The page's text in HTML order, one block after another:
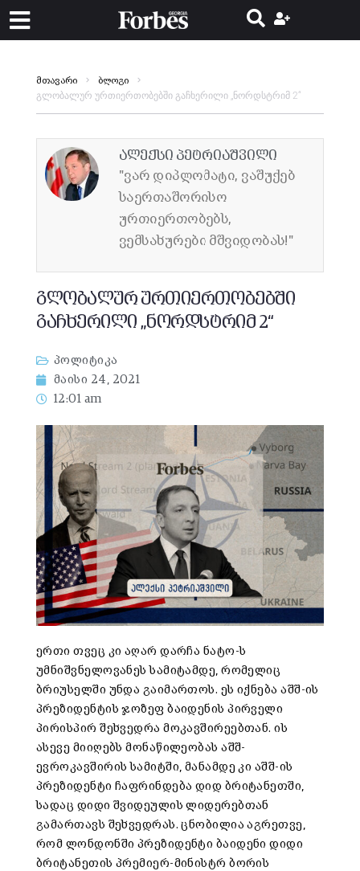
მთავარი ბლოგი
გლობალურ ურთიერთობებში გაჩხერილი „ნორდსტრიმ 2“
ალექსი პეტრიაშვილი
"ვარ დიპლომატი, ვაშუქებ
საერთაშორისო
ურთიერთობებს,
ვემსახურები მშვიდობას!"
გლობალურ ურთიერთობებში
გაჩხერილი „ნორდსტრიმ 2“
პოლიტიკა
მაისი 24, 2021
12:01 am
ერთი თვეც კი აღარ დარჩა ნატო-ს
უმნიშვნელოვანეს სამიტამდე, რომელიც
ბრიუსელში უნდა გაიმართოს. ეს იქნება აშშ-ის
პრეზიდენტის ჯოზეფ ბაიდენის პირველი
პირისპირ შეხვედრა მოკავშირეებთან. ის
ასევე მიიღებს მონაწილეობას აშშ-
ევროკავშირის სამიტში, მანამდე კი აშშ-ის
პრეზიდენტი ჩაფრინდება დიდ ბრიტანეთში,
სადაც დიდი შვიდეულის ლიდერებთან
გამართავს შეხვედრას. ცნობილია აგრეთვე,
რომ ლონდონში პრეზიდენტი ბაიდენი დიდი
ბრიტანეთის პრემიერ-მინისტრ ბორის